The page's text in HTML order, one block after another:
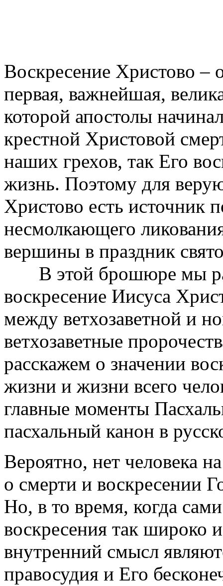
Воскресение Христово –
первая, важнейшая,
которой апостолы
крестной Христовой
наших грехов, так Его
жизнь. Поэтому для
Христово есть источник
несмолкающего
вершины в праздник
В этой брошюре мы
воскресение Иисуса
между ветхозаветной и
ветхозаветные
расскажем о значении
жизни и жизни всего
главные моменты
пасхальный канон в
Вероятно, нет человека
о смерти и воскресении
Но, в то время, когда
воскресения так широко
внутренний смысл
правосудия и Его